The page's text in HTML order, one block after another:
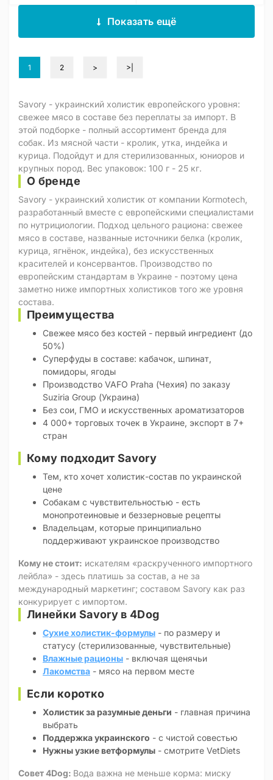
Показать ещё
1 2 > >|
Savory - украинский холистик европейского уровня:
свежее мясо в составе без переплаты за импорт. В
этой подборке - полный ассортимент бренда для
собак. Из мясной части - кролик, утка, индейка и
курица. Подойдут и для стерилизованных, юниоров и
крупных пород. Вес упаковок: 100 г - 25 кг.
О бренде
Savory - украинский холистик от компании Kormotech,
разработанный вместе с европейскими специалистами
по нутрициологии. Подход цельного рациона: свежее
мясо в составе, названные источники белка (кролик,
курица, ягнёнок, индейка), без искусственных
красителей и консервантов. Производство по
европейским стандартам в Украине - поэтому цена
заметно ниже импортных холистиков того же уровня
состава.
Преимущества
Свежее мясо без костей - первый ингредиент (до
50%)
Суперфуды в составе: кабачок, шпинат,
помидоры, ягоды
Производство VAFO Praha (Чехия) по заказу
Suziria Group (Украина)
Без сои, ГМО и искусственных ароматизаторов
4 000+ торговых точек в Украине, экспорт в 7+
стран
Кому подходит Savory
Тем, кто хочет холистик-состав по украинской
цене
Собакам с чувствительностью - есть
монопротеиновые и беззерновые рецепты
Владельцам, которые принципиально
поддерживают украинское производство
Кому не стоит: искателям «раскрученного импортного
лейбла» - здесь платишь за состав, а не за
международный маркетинг; составом Savory как раз
конкурирует с импортом.
Линейки Savory в 4Dog
Сухие холистик-формулы - по размеру и
статусу (стерилизованные, чувствительные)
Влажные рационы - включая щенячьи
Лакомства - мясо на первом месте
Если коротко
Холистик за разумные деньги - главная причина
выбрать
Поддержка украинского - с чистой совестью
Нужны узкие ветформулы - смотрите VetDiets
Совет 4Dog: Вода важна не меньше корма: миску